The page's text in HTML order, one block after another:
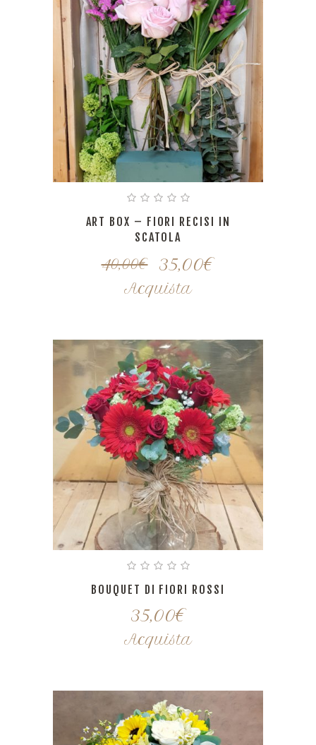
ART BOX – FIORI RECISI IN
SCATOLA
40,00€ 35,00€
Acquista
BOUQUET DI FIORI ROSSI
35,00€
Acquista